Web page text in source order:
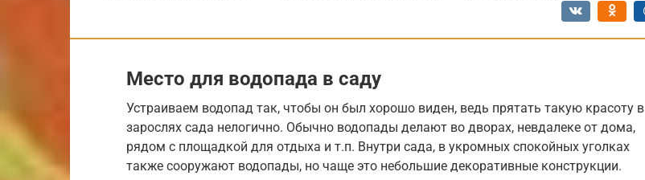
Место для водопада в саду
Устраиваем водопад так, чтобы он был хорошо виден, ведь прятать такую красоту в
зарослях сада нелогично. Обычно водопады делают во дворах, невдалеке от дома,
рядом с площадкой для отдыха и т.п. Внутри сада, в укромных спокойных уголках
также сооружают водопады, но чаще это небольшие декоративные конструкции.